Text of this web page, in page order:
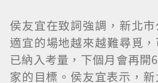
侯友宜在致詞強調，新北
適宜的場地越來越難尋覓
已納入考量，下個月會再開
家的目標。侯友宜表示，